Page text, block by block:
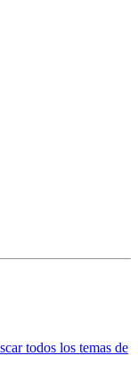
todos los temas de